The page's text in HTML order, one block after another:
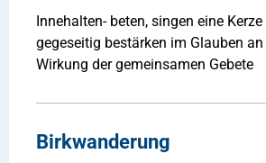
Innehalten- beten, singen eine
gegeseitig bestärken im Glauben
Wirkung der gemeinsamen Gebete
Birkwanderung